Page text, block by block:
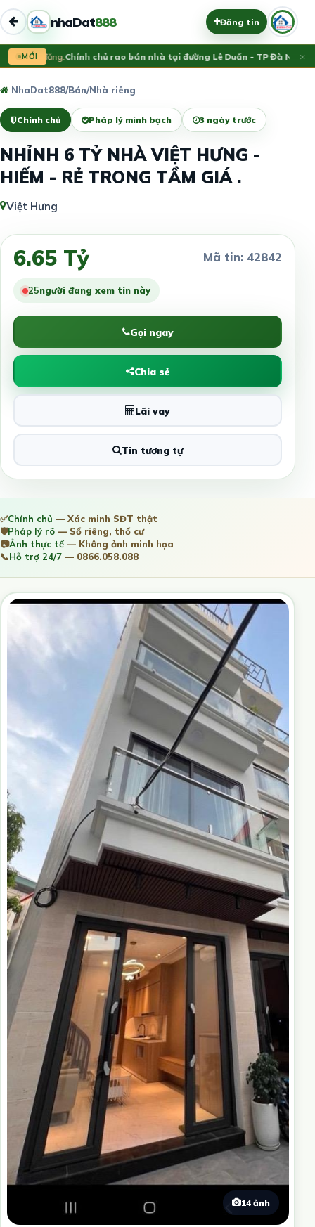
nhaDat888 Đăng tin
MỚI
Vừa đăng:Chính chủ rao bán nhà tại đường Lê Duẩn - TP Đà Nẵng;×
NhaDat888/Bán/Nhà riêng
Chính chủ Pháp lý minh bạch 3 ngày trước
NHỈNH 6 TỶ NHÀ VIỆT HƯNG -
HIẾM - RẺ TRONG TẦM GIÁ .
Việt Hưng
6.65 Tỷ Mã tin: 42842
27người đang xem tin này
Gọi ngay
Chia sẻ
Lãi vay
Tin tương tự
✅Chính chủ — Xác minh SĐT thật
🛡️Pháp lý rõ — Sổ riêng, thổ cư
📷Ảnh thực tế— Không ảnh minh họa
📞Hỗ trợ 24/7 — 0866.058.088
14 ảnh